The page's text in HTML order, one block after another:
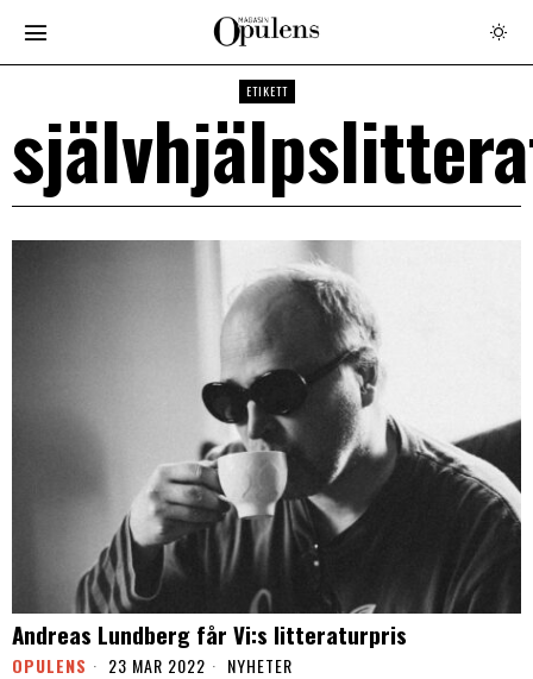
ETIKETT
Andreas Lundberg får Vi:s litteraturpris
OPULENS 23 MAR 2022 NYHETER